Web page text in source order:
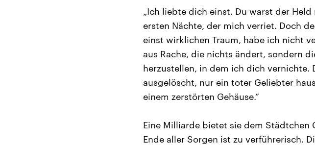
„Ich liebte dich einst. Du warst der
ersten Nächte, der mich verriet. Doch
einst wirklichen Traum, habe ich nicht
aus Rache, die nichts ändert, sondern
herzustellen, in dem ich dich vernichte.
ausgelöscht, nur ein toter Geliebter
einem zerstörten Gehäuse.“
Eine Milliarde bietet sie dem Städtchen
Ende aller Sorgen ist zu verführerisch.